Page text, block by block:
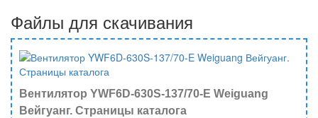
Файлы для скачивания
Вентилятор YWF6D-630S-137/70-E Weiguang
Вейгуанг. Страницы каталога